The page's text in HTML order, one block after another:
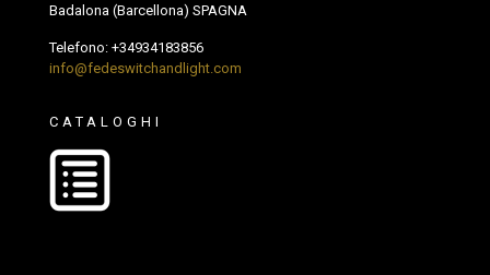
Badalona (Barcellona) SPAGNA
Telefono: +34934183856
info@fedeswitchandlight.com
CATALOGHI